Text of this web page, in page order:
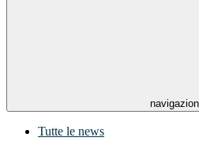
Tutte le news